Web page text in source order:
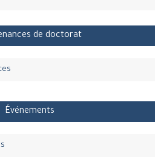
de doctorat
Événements